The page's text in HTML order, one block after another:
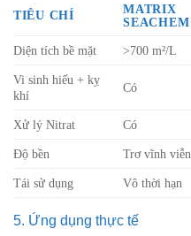
TIÊU CHÍ
MATRIX
SEACHEM
Diện tích bề mặt
>700 m²/L
Vi sinh hiếu + kỵ
khí
Có
Xử lý Nitrat Có
Độ bền Trơ vĩnh viễn
Tái sử dụng Vô thời hạn
5. Ứng dụng thực tế